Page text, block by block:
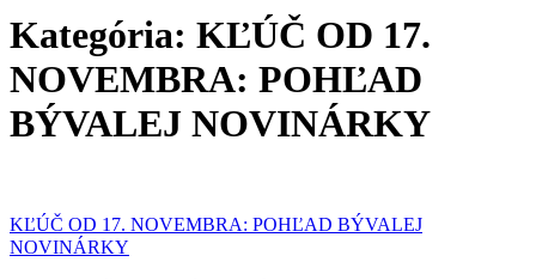
Kategória: KĽÚČ OD 17.
NOVEMBRA: POHĽAD
BÝVALEJ NOVINÁRKY
KĽÚČ OD 17. NOVEMBRA: POHĽAD BÝVALEJ
NOVINÁRKY